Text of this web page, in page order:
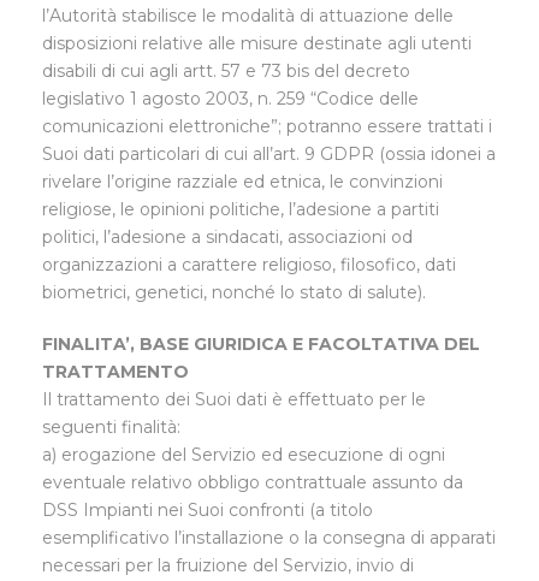
l’Autorità stabilisce le modalità di attuazione delle
disposizioni relative alle misure destinate agli utenti
disabili di cui agli artt. 57 e 73 bis del decreto
legislativo 1 agosto 2003, n. 259 “Codice delle
comunicazioni elettroniche”; potranno essere trattati i
Suoi dati particolari di cui all’art. 9 GDPR (ossia idonei a
rivelare l’origine razziale ed etnica, le convinzioni
religiose, le opinioni politiche, l’adesione a partiti
politici, l’adesione a sindacati, associazioni od
organizzazioni a carattere religioso, filosofico, dati
biometrici, genetici, nonché lo stato di salute).
FINALITA’, BASE GIURIDICA E FACOLTATIVA DEL
TRATTAMENTO
Il trattamento dei Suoi dati è effettuato per le
seguenti finalità:
a) erogazione del Servizio ed esecuzione di ogni
eventuale relativo obbligo contrattuale assunto da
DSS Impianti nei Suoi confronti (a titolo
esemplificativo l’installazione o la consegna di apparati
necessari per la fruizione del Servizio, invio di